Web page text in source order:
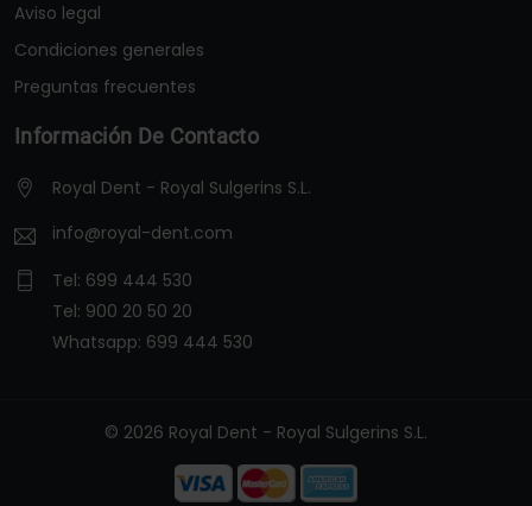
Aviso legal
Condiciones generales
Preguntas frecuentes
Información De Contacto
Royal Dent - Royal Sulgerins S.L.
info@royal-dent.com
Tel: 699 444 530
Tel: 900 20 50 20
Whatsapp: 699 444 530
© 2026 Royal Dent - Royal Sulgerins S.L.